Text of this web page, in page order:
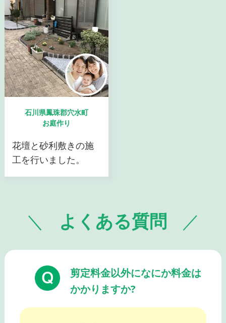
石川県鳳珠郡穴水町
お庭作り
花壇と砂利敷きの施
工を行いました。
よくある質問
剪定料金以外になにか料金は
かかりますか?